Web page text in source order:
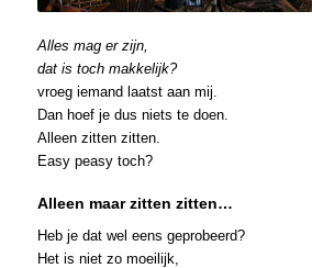
Alles mag er zijn,
dat is toch makkelijk?
vroeg iemand laatst aan mij.
Dan hoef je dus niets te doen.
Alleen zitten zitten.
Easy peasy toch?
Alleen maar zitten zitten…
Heb je dat wel eens geprobeerd?
Het is niet zo moeilijk,